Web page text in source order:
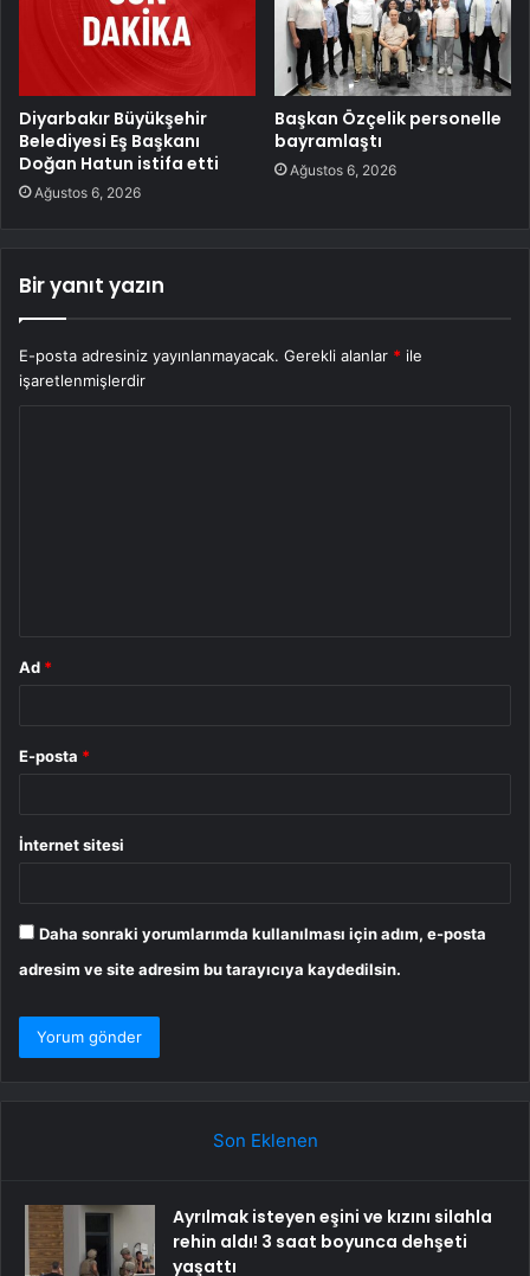
Diyarbakır Büyükşehir
Belediyesi Eş Başkanı
Doğan Hatun istifa etti
Ağustos 6, 2026
Başkan Özçelik personelle
bayramlaştı
Ağustos 6, 2026
Bir yanıt yazın
E-posta adresiniz yayınlanmayacak. Gerekli alanlar * ile
işaretlenmişlerdir
Ad *
E-posta *
İnternet sitesi
Daha sonraki yorumlarımda kullanılması için adım, e-posta
adresim ve site adresim bu tarayıcıya kaydedilsin.
Son Eklenen
Ayrılmak isteyen eşini ve kızını silahla
rehin aldı! 3 saat boyunca dehşeti
yaşattı